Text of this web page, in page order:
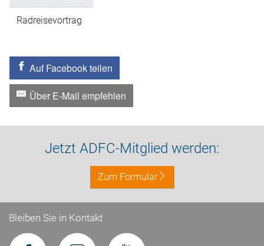
Radreisevortrag
Auf Facebook teilen
Über E-Mail empfehlen
Jetzt ADFC-Mitglied werden:
Zum Formular
Bleiben Sie in Kontakt